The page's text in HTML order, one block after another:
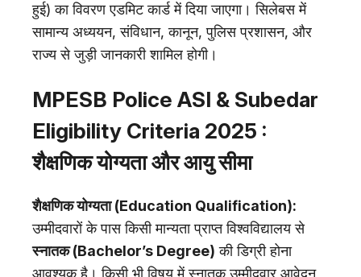
हुई) का विवरण एडमिट कार्ड में दिया जाएगा। सिलेबस में
सामान्य अध्ययन, संविधान, कानून, पुलिस प्रशासन, और
राज्य से जुड़ी जानकारी शामिल होगी।
MPESB Police ASI & Subedar
Eligibility Criteria 2025 :
शैक्षणिक योग्यता और आयु सीमा
शैक्षणिक योग्यता (Education Qualification):
उम्मीदवारों के पास किसी मान्यता प्राप्त विश्वविद्यालय से
स्नातक (Bachelor’s Degree) की डिग्री होना
आवश्यक है। किसी भी विषय में स्नातक उम्मीदवार आवेदन